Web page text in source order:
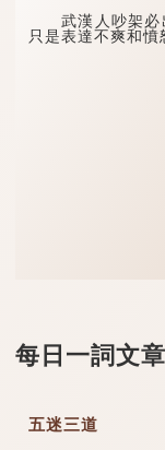
武漢人吵架必出
只是表達不爽和
每日一詞文章
五迷三道